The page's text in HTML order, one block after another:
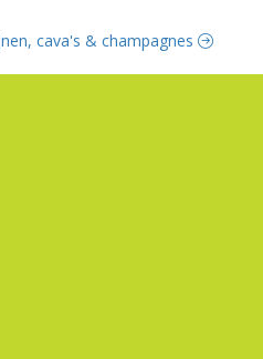
cava's & champagnes